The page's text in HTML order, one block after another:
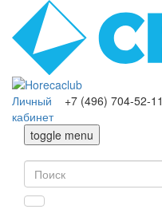
Личный
кабинет
+7 (496) 704-52-11
toggle menu